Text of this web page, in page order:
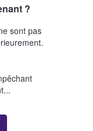
?
sont pas